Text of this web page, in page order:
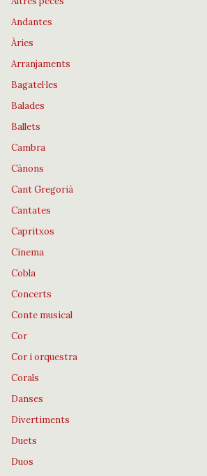
Andantes
Àries
Arranjaments
Bagatel·les
Balades
Ballets
Cambra
Cànons
Cant Gregorià
Cantates
Capritxos
Cinema
Cobla
Concerts
Conte musical
Cor
Cor i orquestra
Corals
Danses
Divertiments
Duets
Duos